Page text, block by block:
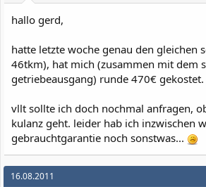
hallo gerd,
hatte letzte woche genau den gleichen
46tkm), hat mich (zusammen mit dem
getriebeausgang) runde 470€ gekostet.
vllt sollte ich doch nochmal anfragen,
kulanz geht. leider hab ich inzwischen
gebrauchtgarantie noch sonstwas...
16.08.2011